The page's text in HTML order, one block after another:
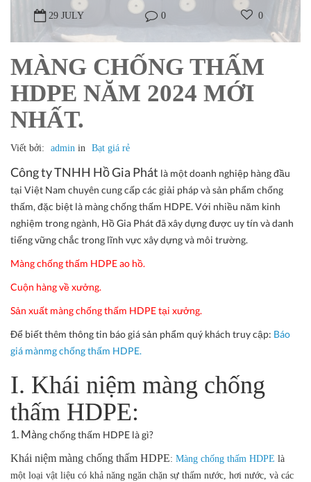
29 JULY 0 0
MÀNG CHỐNG THẤM
HDPE NĂM 2024 MỚI
NHẤT.
Viết bởi: admin in Bạt giá rẻ
Công ty TNHH Hồ Gia Phát là một doanh nghiệp hàng đầu
tại Việt Nam chuyên cung cấp các giải pháp và sản phẩm chống
thấm, đặc biệt là màng chống thấm HDPE. Với nhiều năm kinh
nghiệm trong ngành, Hồ Gia Phát đã xây dựng được uy tín và danh
tiếng vững chắc trong lĩnh vực xây dựng và môi trường.
Màng chống thấm HDPE ao hồ.
Cuộn hàng về xưởng.
Sản xuất màng chống thấm HDPE tại xưởng.
Để biết thêm thông tin báo giá sản phẩm quý khách truy cập: Báo
giá mànmg chống thấm HDPE.
I. Khái niệm màng chống
thấm HDPE:
1. Màng chống thấm HDPE là gì?
Khái niệm màng chống thấm HDPE: Màng chống thấm HDPE là
một loại vật liệu có khả năng ngăn chặn sự thấm nước, hơi nước, và các